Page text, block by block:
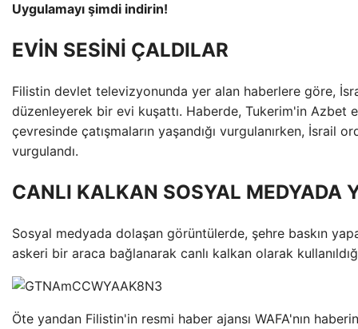
Uygulamayı şimdi indirin!
EVİN SESİNİ ÇALDILAR
Filistin devlet televizyonunda yer alan haberlere göre,
düzenleyerek bir evi kuşattı. Haberde, Tukerim'in Azbet
çevresinde çatışmaların yaşandığı vurgulanırken, İsrail
vurgulandı.
CANLI KALKAN SOSYAL MEDYADA
Sosyal medyada dolaşan görüntülerde, şehre baskın
askeri bir araca bağlanarak canlı kalkan olarak
Öte yandan Filistin'in resmi haber ajansı WAFA'nın